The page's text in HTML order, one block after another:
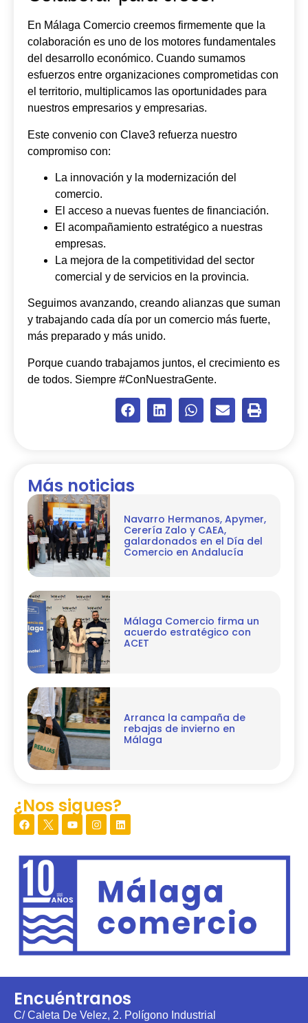
En Málaga Comercio creemos firmemente que la
colaboración es uno de los motores fundamentales
del desarrollo económico. Cuando sumamos
esfuerzos entre organizaciones comprometidas con
el territorio, multiplicamos las oportunidades para
nuestros empresarios y empresarias.
Este convenio con Clave3 refuerza nuestro
compromiso con:
La innovación y la modernización del
comercio.
El acceso a nuevas fuentes de financiación.
El acompañamiento estratégico a nuestras
empresas.
La mejora de la competitividad del sector
comercial y de servicios en la provincia.
Seguimos avanzando, creando alianzas que suman
y trabajando cada día por un comercio más fuerte,
más preparado y más unido.
Porque cuando trabajamos juntos, el crecimiento es
de todos. Siempre #ConNuestraGente.
Más noticias
Navarro Hermanos, Apymer,
Cerería Zalo y CAEA,
galardonados en el Día del
Comercio en Andalucía
Málaga Comercio firma un
acuerdo estratégico con
ACET
Arranca la campaña de
rebajas de invierno en
Málaga
¿Nos sigues?
Encuéntranos
C/ Caleta De Velez, 2. Polígono Industrial